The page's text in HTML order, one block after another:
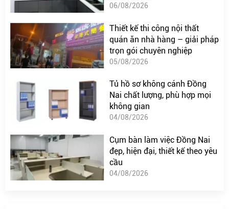
06/08/2026
Thiết kế thi công nội thất
quán ăn nhà hàng – giải pháp
trọn gói chuyên nghiệp
05/08/2026
Tủ hồ sơ không cánh Đồng
Nai chất lượng, phù hợp mọi
không gian
04/08/2026
Cụm bàn làm việc Đồng Nai
đẹp, hiện đại, thiết kế theo yêu
cầu
04/08/2026